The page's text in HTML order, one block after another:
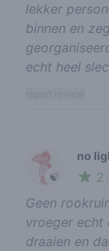
lekker
binnen en
echt heel
🍃
no
2
Geen
vroeger echt
draaien en